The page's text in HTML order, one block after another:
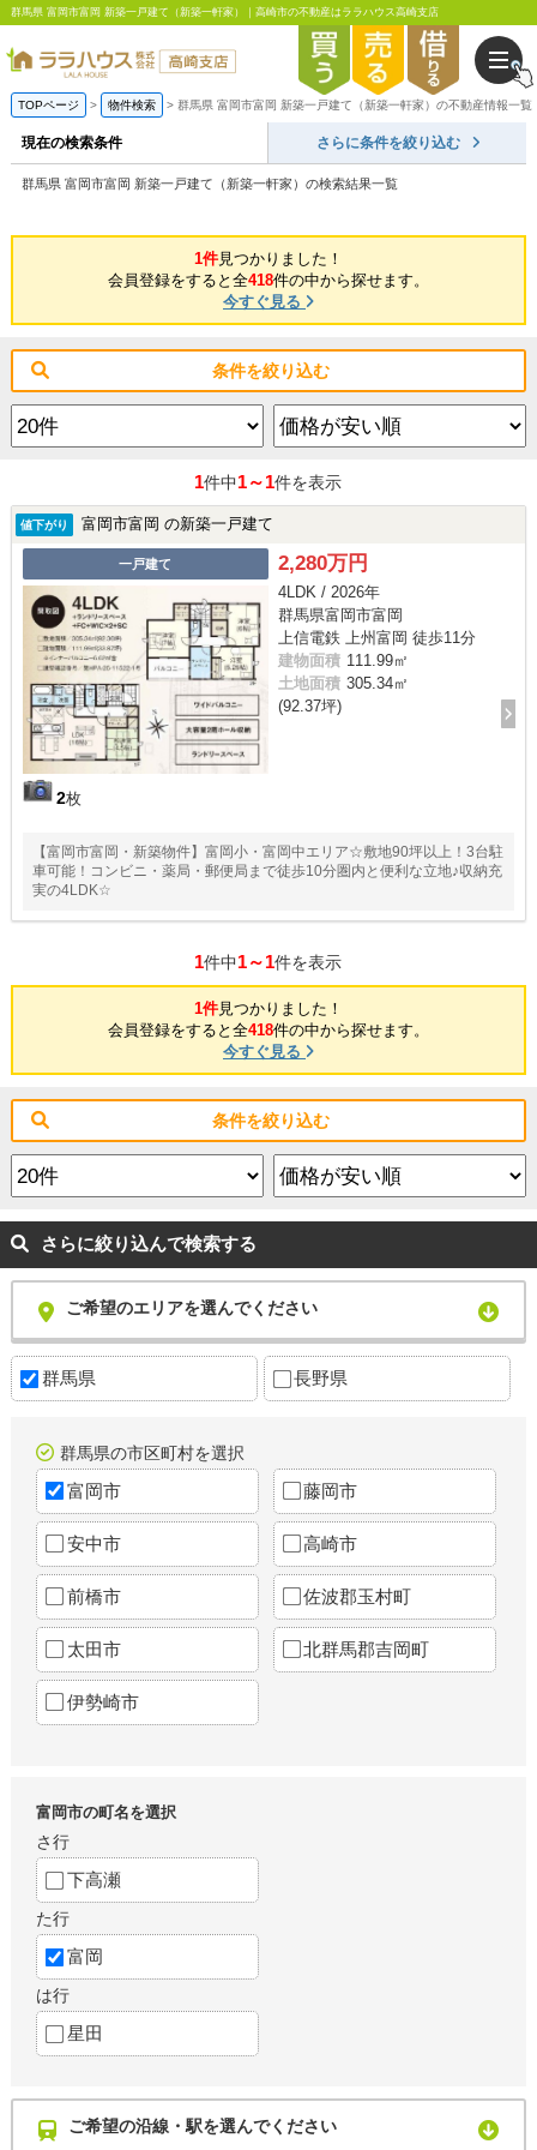
群馬県 富岡市富岡 新築一戸建て（新築一軒家）｜高崎市の不動産はララハウス高崎支店
TOPページ 物件検索 群馬県 富岡市富岡 新築一戸建て（新築一軒家）の不動産情報一覧
現在の検索条件 さらに条件を絞り込む
群馬県 富岡市富岡 新築一戸建て（新築一軒家）の検索結果一覧
1件見つかりました！
会員登録をすると全418件の中から探せます。
今すぐ見る
条件を絞り込む
1件中1～1件を表示
値下がり 富岡市富岡 の新築一戸建て
一戸建て
2枚
2,280万円
4LDK / 2026年
群馬県富岡市富岡
上信電鉄 上州富岡 徒歩11分
建物面積 111.99㎡
土地面積 305.34㎡
(92.37坪)
【富岡市富岡・新築物件】富岡小・富岡中エリア☆敷地90坪以上！3台駐
車可能！コンビニ・薬局・郵便局まで徒歩10分圏内と便利な立地♪収納充
実の4LDK☆
1件中1～1件を表示
1件見つかりました！
会員登録をすると全418件の中から探せます。
今すぐ見る
条件を絞り込む
さらに絞り込んで検索する
ご希望のエリアを選んでください
群馬県 長野県
群馬県の市区町村を選択
富岡市 藤岡市
安中市 高崎市
前橋市 佐波郡玉村町
太田市 北群馬郡吉岡町
伊勢崎市
富岡市の町名を選択
さ行
下高瀬
た行
富岡
は行
星田
ご希望の沿線・駅を選んでください